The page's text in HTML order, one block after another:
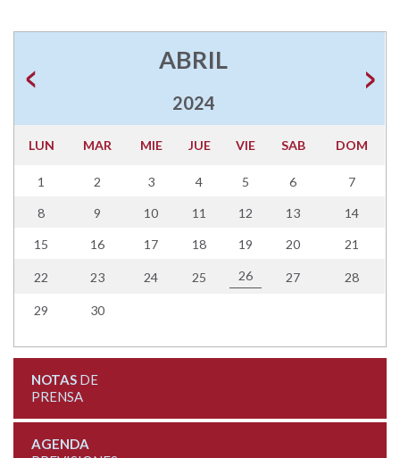
ABRIL
2024
LUN MAR MIE JUE VIE SAB DOM
1 2 3 4 5 6 7
8 9 10 11 12 13 14
15 16 17 18 19 20 21
22 23 24 25 26 27 28
29 30
NOTASDE
PRENSA
AGENDA